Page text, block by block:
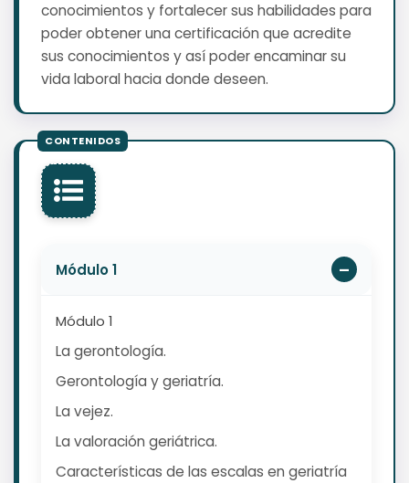
conocimientos y fortalecer sus habilidades para
poder obtener una certificación que acredite
sus conocimientos y así poder encaminar su
vida laboral hacia donde deseen.
Módulo 1
Módulo 1
La gerontología.
Gerontología y geriatría.
La vejez.
La valoración geriátrica.
Características de las escalas en geriatría